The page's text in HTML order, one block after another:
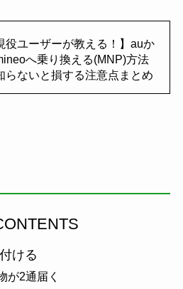
役ユーザーが教える！】auか
へ乗り換える(MNP)方法
らないと損する注意点まとめ
ける
が2通届く